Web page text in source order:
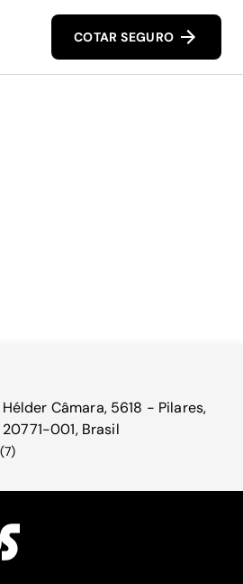
COTAR SEGURO
Hélder Câmara, 5618 - Pilares,
001, Brasil
(7)